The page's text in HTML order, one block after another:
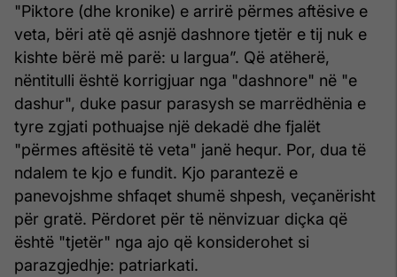
"Piktore (dhe kronike) e arrirë përmes aftësive e
veta, bëri atë që asnjë dashnore tjetër e tij nuk e
kishte bërë më parë: u largua”. Që atëherë,
nëntitulli është korrigjuar nga "dashnore" në "e
dashur", duke pasur parasysh se marrëdhënia e
tyre zgjati pothuajse një dekadë dhe fjalët
"përmes aftësitë të veta" janë hequr. Por, dua të
ndalem te kjo e fundit. Kjo parantezë e
panevojshme shfaqet shumë shpesh, veçanërisht
për gratë. Përdoret për të nënvizuar diçka që
është "tjetër" nga ajo që konsiderohet si
parazgjedhje: patriarkati.